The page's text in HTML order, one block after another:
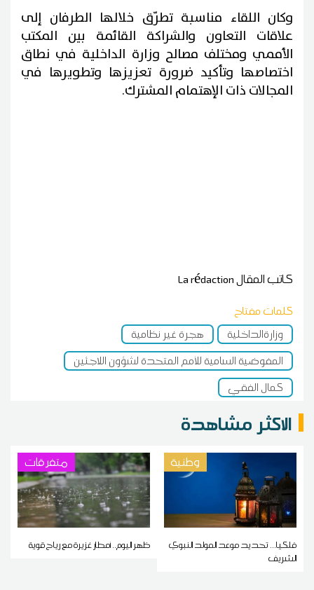
وكان اللقاء مناسبة تطرّق خلالها الطرفان إلى
علاقات التعاون والشراكة القائمة بين المكتب
الأممي ومختلف مصالح وزارة الداخلية في نطاق
اختصاصها وتأكيد ضرورة تعزيزها وتطويرها في
المجالات ذات الإهتمام المشترك.
كاتب المقالLa rédaction
كلمات مفتاح
وزارةالداخلية
هجرة غير نظامية
المفوضية السامية للأمم المتحدة لشؤون اللاجئين
كمال الفقي
الاكثر مشاهدة
وطنية
فلكيا... تحديد موعد المولد النبوي
الشريف
متفرقات
ظهر اليوم.. أمطار غزيرة مع رياح قوية